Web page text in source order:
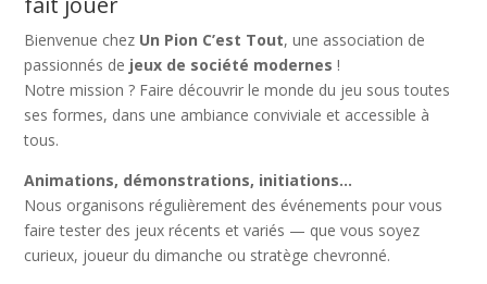
Bienvenue chez Un Pion C’est Tout, une association de
passionnés de jeux de société modernes !
Notre mission ? Faire découvrir le monde du jeu sous toutes
ses formes, dans une ambiance conviviale et accessible à
tous.
Animations, démonstrations, initiations…
Nous organisons régulièrement des événements pour vous
faire tester des jeux récents et variés — que vous soyez
curieux, joueur du dimanche ou stratège chevronné.